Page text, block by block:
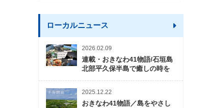
ローカルニュース
2026.02.09
連載・おきなわ41物語/石垣島
北部平久保半島で癒しの時を
2025.12.22
おきなわ41物語／島をやさし